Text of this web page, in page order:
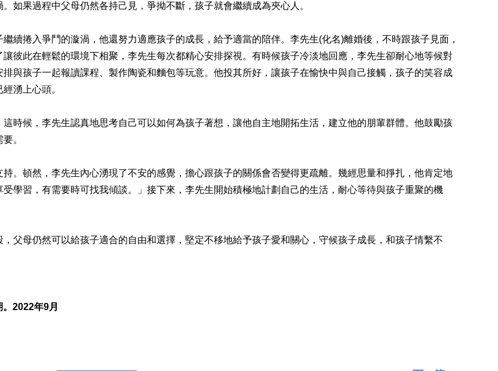
如果過程中父母仍然各持己見，爭拗不斷，孩子就會繼續成為夾心人。
捲入爭鬥的漩渦，他還努力適應孩子的成長，給予適當的陪伴。李先生(化名)離婚後，不時跟孩子見面，
彼此在輕鬆的環境下相聚，李先生每次都精心安排探視。有時候孩子冷淡地回應，李先生卻耐心地等候對
與孩子一起報讀課程、製作陶瓷和麵包等玩意。他投其所好，讓孩子在愉快中與自己接觸，孩子的笑容成
湧上心頭。
候，李先生認真地思考自己可以如何為孩子著想，讓他自主地開拓生活，建立他的朋輩群體。他鼓勵孩
。
頓然，李先生內心湧現了不安的感覺，擔心跟孩子的關係會否變得更疏離。幾經思量和掙扎，他肯定地
學習，有需要時可找我傾談。」接下來，李先生開始積極地計劃自己的生活，耐心等待與孩子重聚的機
母仍然可以給孩子適合的自由和選擇，堅定不移地給予孩子愛和關心，守候孩子成長，和孩子情繫不
2022年9月